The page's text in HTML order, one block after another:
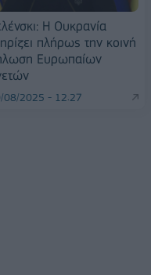
Η Ουκρανία
πλήρως την κοινή
Ευρωπαίων
08/2025 - 12:27